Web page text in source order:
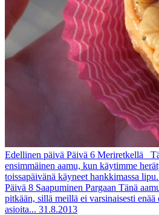
Edellinen päivä Päivä 6 Meriretkellä
ensimmäinen aamu, kun käytimme
toissapäivänä käyneet hankkimassa
Päivä 8 Saapuminen Pargaan Tänä
pitkään, sillä meillä ei varsinaisesti
asioita... 31.8.2013